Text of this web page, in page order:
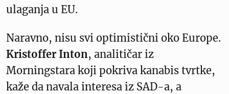
ulaganja u EU.
Naravno, nisu svi optimistični oko Europe.
Kristoffer Inton, analitičar iz
Morningstara koji pokriva kanabis tvrtke,
kaže da navala interesa iz SAD-a, a